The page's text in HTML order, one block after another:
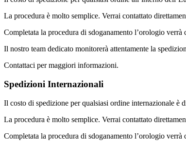
La procedura è molto semplice. Verrai contattato
Completata la procedura di sdoganamento l’orologio verrà
Il nostro team dedicato monitorerà attentamente la
Contattaci per maggiori informazioni.
Spedizioni Internazionali
Il costo di spedizione per qualsiasi ordine internazionale è
La procedura è molto semplice. Verrai contattato
Completata la procedura di sdoganamento l’orologio verrà